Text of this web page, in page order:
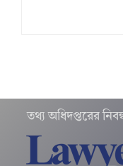
তথ‌্য অ‌ধিদপ্ত‌রের